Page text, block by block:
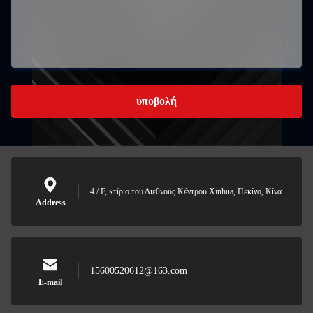
υποβολή
Address
4 / F, κτίριο του Διεθνούς Κέντρου Xinhua, Πεκίνο, Κίνα
E-mail
15600520612@163.com